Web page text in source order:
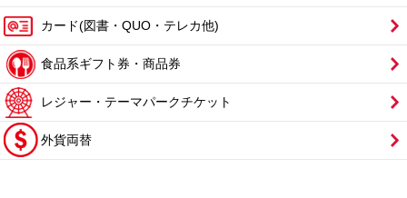
カード(図書・QUO・テレカ他)
食品系ギフト券・商品券
レジャー・テーマパークチケット
外貨両替